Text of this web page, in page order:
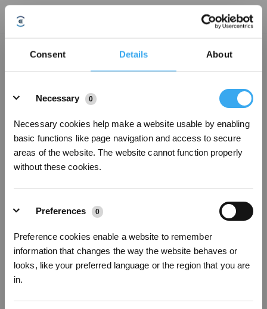
Consent Details About
Necessary
0
Necessary cookies help make a website usable by enabling
basic functions like page navigation and access to secure
areas of the website. The website cannot function properly
without these cookies.
Preferences 0
Preference cookies enable a website to remember
information that changes the way the website behaves or
looks, like your preferred language or the region that you are
in.
in che modo?
(1) Dopo aver completato la configurazione di rete di DEEBOT, aprire l'app e
selezionare Impostazioni > Impostazioni pulizia intelligente > AIVI 3.0 per
disattivare la funzione.
(2) Quando la funzione di rilevamento intelligente AIVI 3.0 è disabilitata,
DEEBOT non evita gli oggetti bassi né rileva soglie inferiori a 2–6 cm di
altezza durante la pulizia. Quando incontra ostacoli durante la pulizia,
DEEBOT rallenta, urta delicatamente l'ostacolo a bassa velocità e utilizza il
Questo articolo è stato utile?
SÌ NO
Iscriviti per vincere